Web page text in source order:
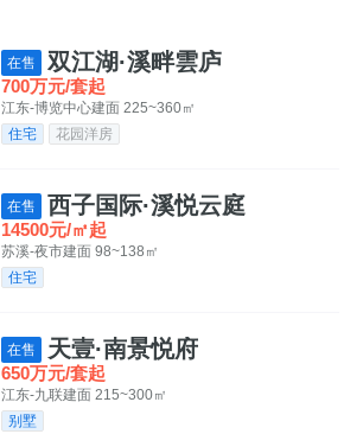
在售 双江湖·溪畔雲庐
700万元/套起
江东-博览中心建面 225~360㎡
住宅
花园洋房
在售 西子国际·溪悦云庭
14500元/㎡起
苏溪-夜市建面 98~138㎡
住宅
在售 天壹·南景悦府
650万元/套起
江东-九联建面 215~300㎡
别墅